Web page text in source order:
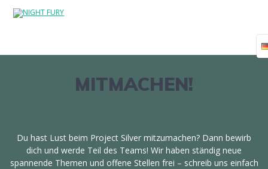
MITMACHEN!
Du hast Lust beim Project Silver mitzumachen? Dann bewirb
dich und werde Teil des Teams! Wir haben ständig neue
spannende Themen und offene Stellen frei – schreib uns einfach